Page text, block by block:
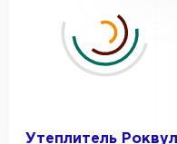
Утеплитель Роквул